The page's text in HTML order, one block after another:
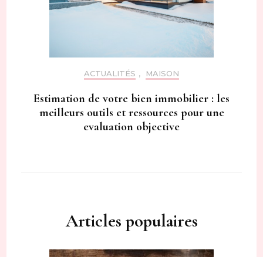
ACTUALITÉS , MAISON
Estimation de votre bien immobilier : les
meilleurs outils et ressources pour une
evaluation objective
Articles populaires